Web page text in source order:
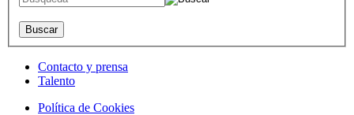
Contacto y prensa
Talento
Política de Cookies